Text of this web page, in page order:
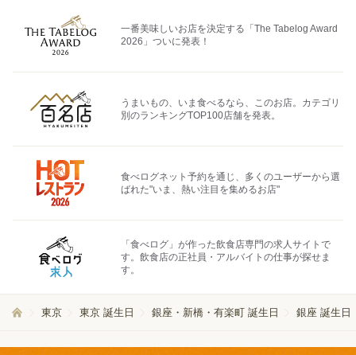
一番美味しいお店を決定する「The Tabelog Award
2026」ついに発表！
うまいもの、いま食べるなら、このお店。カテゴリ
別のランキングTOP100店舗を発表。
食べログネット予約を通じ、多くのユーザーから選
ばれた"いま、熱い注目を集めるお店"
「食べログ」が作った飲食店専門の求人サイトで
す。飲食店の正社員・アルバイトの仕事が探せま
す。
東京 東京 誕生日 銀座・新橋・有楽町 誕生日 銀座 誕生日